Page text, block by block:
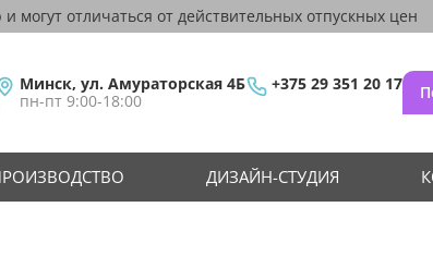
отличаться от действительных отпускных цен
Минск, ул. Амураторская 4Б
пн-пт 9:00-18:00
+375 29 351 20 17
ДИЗАЙН-СТУДИЯ